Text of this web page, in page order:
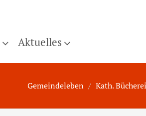
Aktuelles
Gemeindeleben Kath. Bücherei